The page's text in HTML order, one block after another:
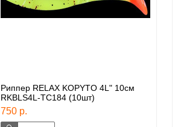
Риппер RELAX KOPYTO 4L" 10см
RKBLS4L-TC184 (10шт)
750 р.